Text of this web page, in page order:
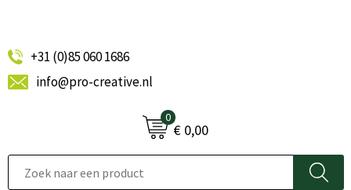
+31 (0)85 060 1686
info@pro-creative.nl
0
€ 0,00